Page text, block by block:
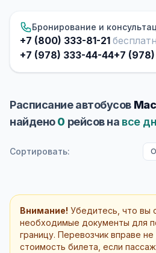
Бронирование и
+7 (800) 333-81-21
+7 (978) 333-44-44+7
Расписание автобусов
найдено0 рейсов на все
Сортировать:
Внимание! Убедитесь, что вы
необходимые документы для
границу. Перевозчик вправе
стоимость билета, если